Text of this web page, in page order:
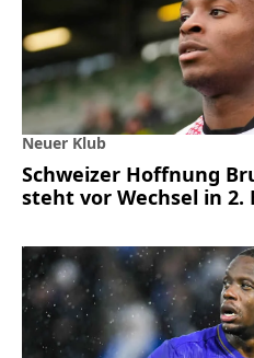
Neuer Klub
Schweizer Hoffnung
steht vor Wechsel in 2.